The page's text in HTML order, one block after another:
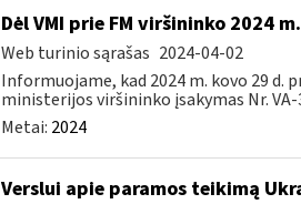
Dėl VMI prie FM viršininko 2024
Web turinio sąrašas 2024-04-02
Informuojame, kad 2024 m. kovo 29
ministerijos viršininko įsakymas Nr.
Metai: 2024
Verslui apie paramos teikimą